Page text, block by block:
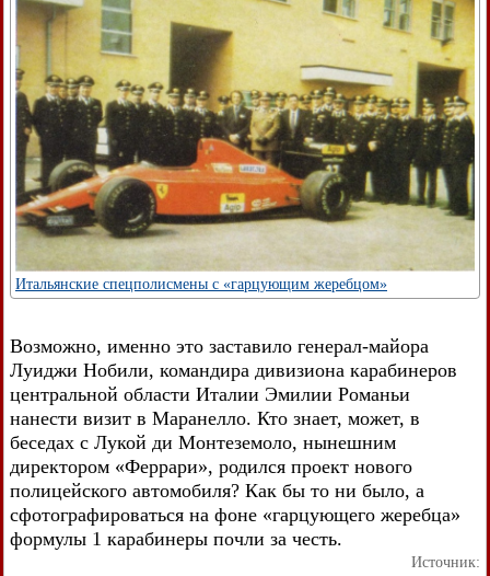
Итальянские спецполисмены с «гарцующим жеребцом»
Возможно, именно это заставило генерал-майора
Луиджи Нобили, командира дивизиона карабинеров
центральной области Италии Эмилии Романьи
нанести визит в Маранелло. Кто знает, может, в
беседах с Лукой ди Монтеземоло, нынешним
директором «Феррари», родился проект нового
полицейского автомобиля? Как бы то ни было, а
сфотографироваться на фоне «гарцующего жеребца»
формулы 1 карабинеры почли за честь.
Источник: